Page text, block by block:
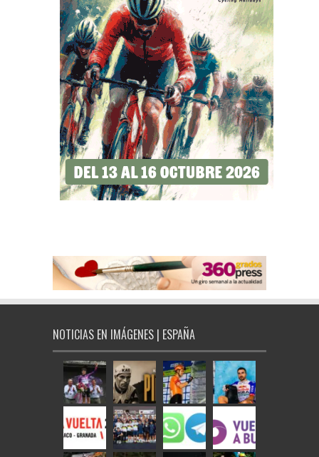
NOTICIAS EN IMÁGENES | ESPAÑA